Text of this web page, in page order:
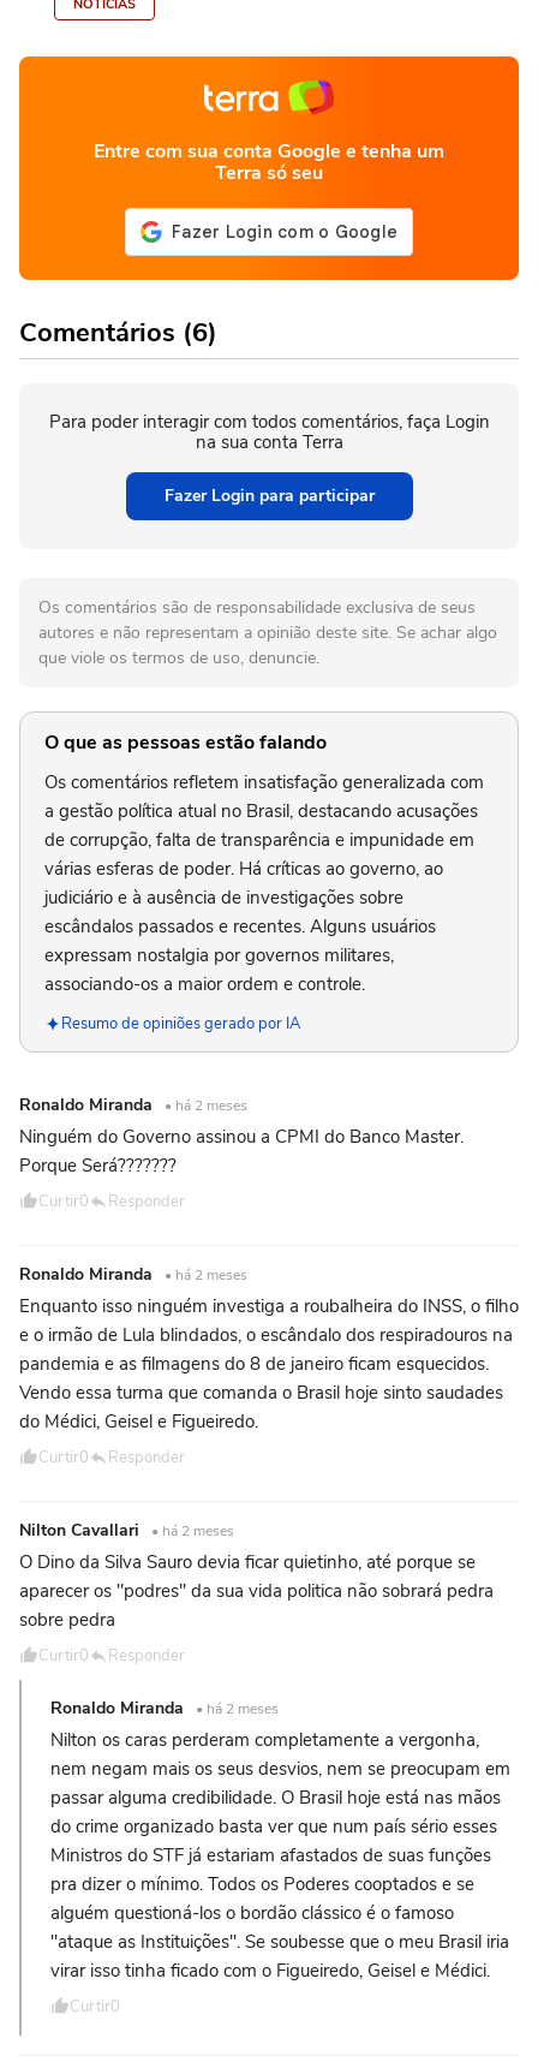
NOTÍCIAS
Entre com sua conta Google e tenha um
Terra só seu
Comentários (6)
Para poder interagir com todos comentários, faça Login
na sua conta Terra
Fazer Login para participar
Os comentários são de responsabilidade exclusiva de seus
autores e não representam a opinião deste site. Se achar algo
que viole os termos de uso, denuncie.
O que as pessoas estão falando
Os comentários refletem insatisfação generalizada com
a gestão política atual no Brasil, destacando acusações
de corrupção, falta de transparência e impunidade em
várias esferas de poder. Há críticas ao governo, ao
judiciário e à ausência de investigações sobre
escândalos passados e recentes. Alguns usuários
expressam nostalgia por governos militares,
associando-os a maior ordem e controle.
Resumo de opiniões gerado por IA
Ronaldo Miranda • há 2 meses
Ninguém do Governo assinou a CPMI do Banco Master.
Porque Será???????
Curtir0 Responder
Ronaldo Miranda • há 2 meses
Enquanto isso ninguém investiga a roubalheira do INSS, o filho
e o irmão de Lula blindados, o escândalo dos respiradouros na
pandemia e as filmagens do 8 de janeiro ficam esquecidos.
Vendo essa turma que comanda o Brasil hoje sinto saudades
do Médici, Geisel e Figueiredo.
Curtir0 Responder
Nilton Cavallari • há 2 meses
O Dino da Silva Sauro devia ficar quietinho, até porque se
aparecer os "podres" da sua vida politica não sobrará pedra
sobre pedra
Curtir0 Responder
Ronaldo Miranda • há 2 meses
Nilton os caras perderam completamente a vergonha,
nem negam mais os seus desvios, nem se preocupam em
passar alguma credibilidade. O Brasil hoje está nas mãos
do crime organizado basta ver que num país sério esses
Ministros do STF já estariam afastados de suas funções
pra dizer o mínimo. Todos os Poderes cooptados e se
alguém questioná-los o bordão clássico é o famoso
"ataque as Instituições". Se soubesse que o meu Brasil iria
virar isso tinha ficado com o Figueiredo, Geisel e Médici.
Curtir0